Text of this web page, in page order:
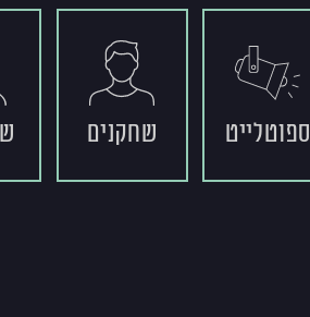
ספוטלייט שחקנים